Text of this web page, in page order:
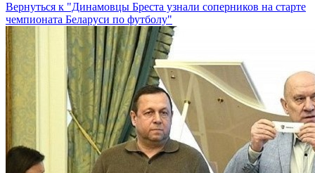
Вернуться к "Динамовцы Бреста узнали соперников на старте
чемпионата Беларуси по футболу"